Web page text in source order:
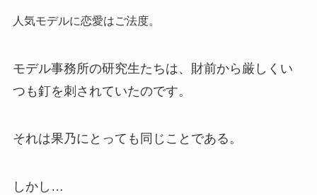
人気モデルに恋愛はご法度。
モデル事務所の研究生たちは、財前から厳しくい
つも釘を刺されていたのです。
それは果乃にとっても同じことである。
しかし…